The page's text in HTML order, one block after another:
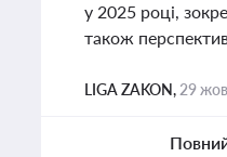
у 2025 році,
також
LIGA ZAKON, 29